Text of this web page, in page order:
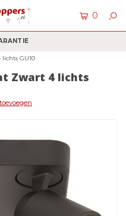
0
GU10
Zwart 4 lichts